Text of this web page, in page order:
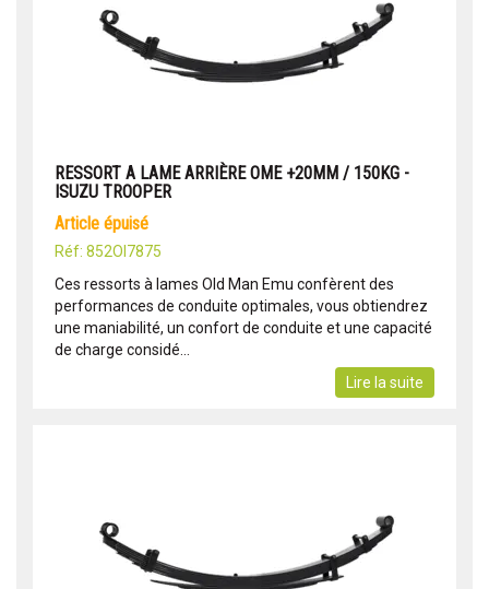
RESSORT A LAME ARRIÈRE OME +20MM / 150KG -
ISUZU TROOPER
article épuisé
Réf: 852OI7875
Ces ressorts à lames Old Man Emu confèrent des
performances de conduite optimales, vous obtiendrez
une maniabilité, un confort de conduite et une capacité
de charge considé...
Lire la suite